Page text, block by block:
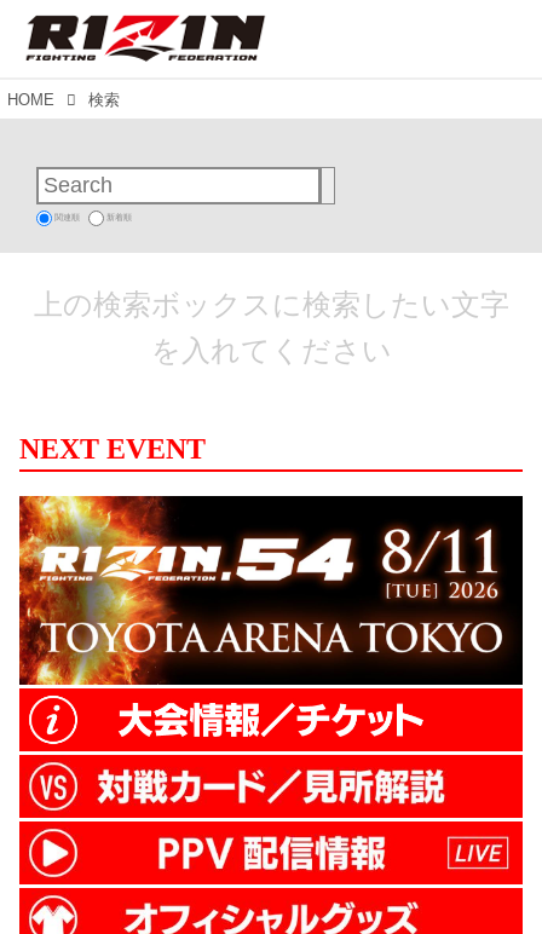
HOME 検索
関連順 新着順
上の検索ボックスに検索したい文字
を入れてください
NEXT EVENT